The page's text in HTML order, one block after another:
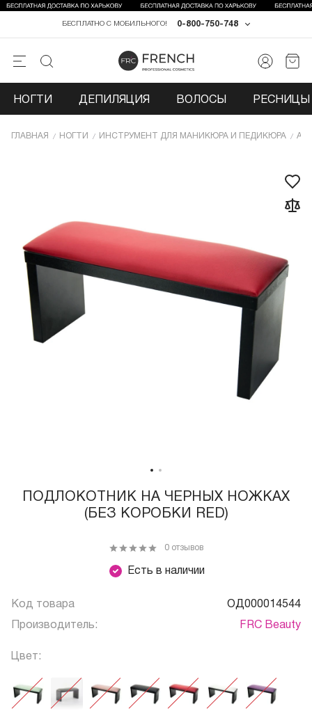
0-800-750-748
БЕСПЛАТНО С МОБИЛЬНОГО!
НОГТИ ДЕПИЛЯЦИЯ ВОЛОСЫ РЕСНИЦЫ
ГЛАВНАЯ НОГТИ ИНCТРУМЕНТ ДЛЯ МАНИКЮРА И ПЕДИКЮРА
ПОДЛОКОТНИК НА ЧЕРНЫХ НОЖКАХ
(БЕЗ КОРОБКИ RED)
Есть в наличии
0 отзывов
Код товара ОД000014544
Производитель: FRC Beauty
Цвет: